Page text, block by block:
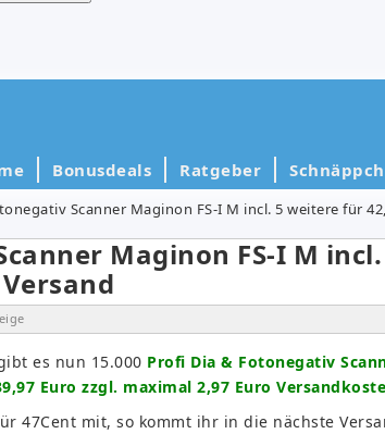
Bonusdeals Ratgeber
Scanner Maginon FS-I M incl. 5 weitere für
Maginon FS-I M
es nun 15.000 Profi Dia & Fotonegativ
Euro zzgl. maximal 2,97 Euro
47Cent mit, so kommt ihr in die nächste